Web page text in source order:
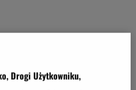
Drogi Użytkowniku,